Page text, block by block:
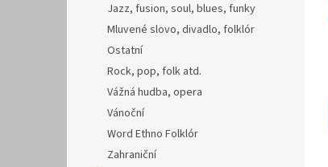
Jazz, fusion, soul, blues, funky
Mluvené slovo, divadlo, folklór
Ostatní
Rock, pop, folk atd.
Vážná hudba, opera
Vánoční
Word Ethno Folklór
Zahraniční